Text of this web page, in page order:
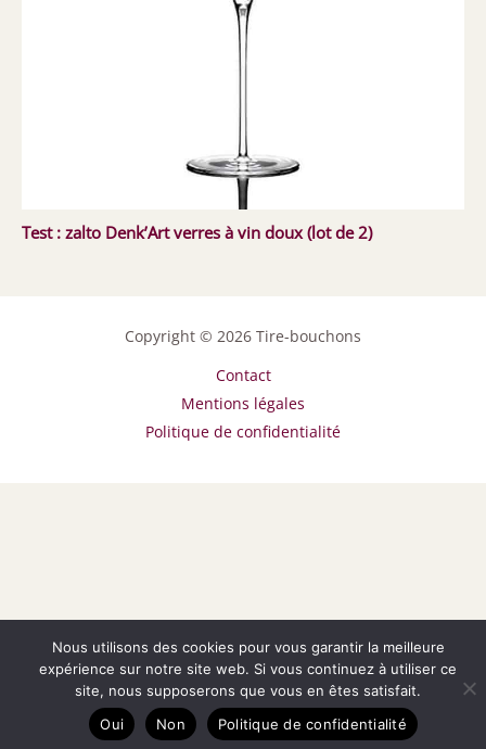
Test : zalto Denk’Art verres à vin doux (lot de 2)
Copyright © 2026 Tire-bouchons
Contact
Mentions légales
Politique de confidentialité
Nous utilisons des cookies pour vous garantir la meilleure
expérience sur notre site web. Si vous continuez à utiliser ce
site, nous supposerons que vous en êtes satisfait.
Oui
Non Politique de confidentialité